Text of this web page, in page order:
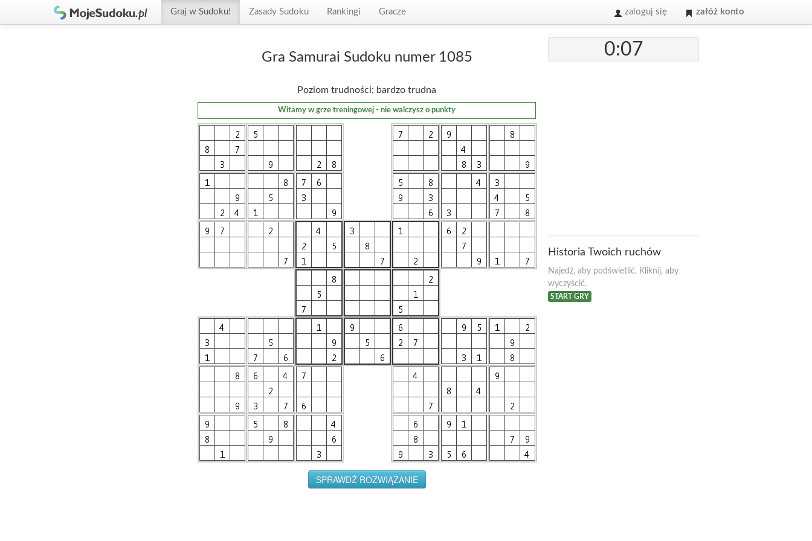
Graj w Sudoku! Zasady Sudoku Rankingi Gracze zaloguj się załóż konto
Gra Samurai Sudoku numer 1085
Poziom trudności: bardzo trudna
Witamy w grze treningowej - nie walczysz o punkty
0:07
Historia Twoich ruchów
Najedź, aby podświetlić. Kliknij, aby
wyczyścić.
START GRY